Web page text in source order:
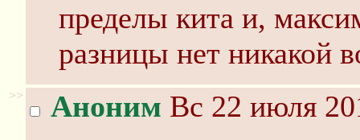
пределы кита и,
разницы нет никакой
>> Аноним Вс 22 июля